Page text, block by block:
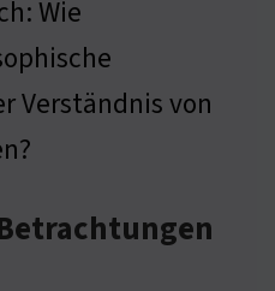
Wie
Verständnis von